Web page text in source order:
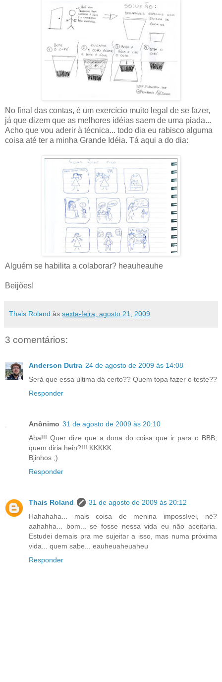
No final das contas, é um exercício muito legal de se fazer,
já que dizem que as melhores idéias saem de uma piada...
Acho que vou aderir à técnica... todo dia eu rabisco alguma
coisa até ter a minha Grande Idéia. Tá aqui a do dia:
Alguém se habilita a colaborar? heauheauhe
Beijões!
Thais Roland às sexta-feira, agosto 21, 2009
3 comentários:
Anderson Dutra 24 de agosto de 2009 às 14:08
Será que essa última dá certo?? Quem topa fazer o teste??
Responder
Anônimo 31 de agosto de 2009 às 20:10
Aha!!! Quer dize que a dona do coisa que ir para o BBB,
quem diria hein?!!! KKKKK
Bjinhos ;)
Responder
Thais Roland
31 de agosto de 2009 às 20:12
Hahahaha... mais coisa de menina impossível, né?
aahahha... bom... se fosse nessa vida eu não aceitaria.
Estudei demais pra me sujeitar a isso, mas numa próxima
vida... quem sabe... eauheuaheuaheu
Responder